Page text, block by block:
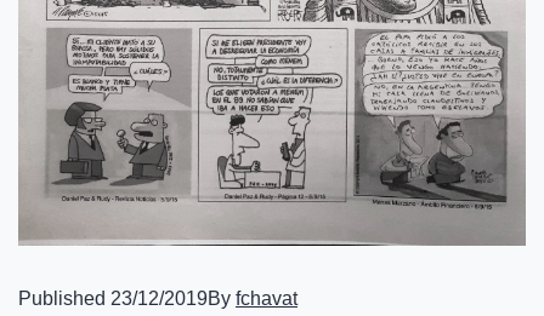
Published 23/12/2019By fchavat